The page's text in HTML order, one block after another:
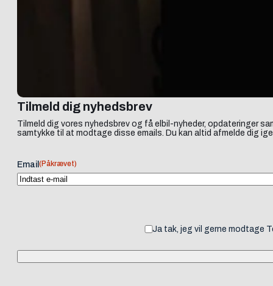
Tilmeld dig nyhedsbrev
Tilmeld dig vores nyhedsbrev og få elbil-nyheder, opdateringer
samtykke til at modtage disse emails. Du kan altid afmelde dig
Email (Påkrævet)
Ja tak, jeg vil gerne modtage